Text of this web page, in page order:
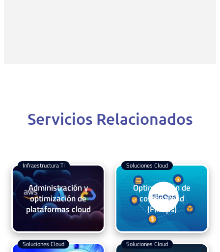
Servicios Relacionados
Administración y
optimización de
plataformas cloud
Infraestructura TI
Optimización de
costos cloud
(FinOps)
Soluciones Cloud
Soluciones Cloud Soluciones Cloud